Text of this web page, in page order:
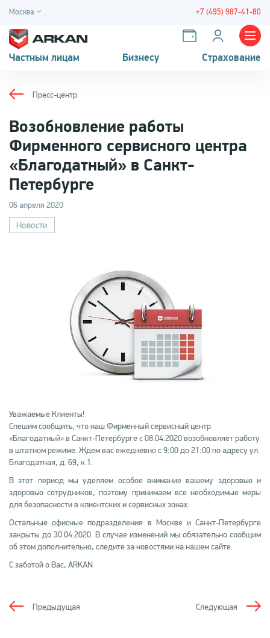
Москва +7 (495) 987-41-80
Частным лицам Бизнесу Страхование
Пресс-центр
Возобновление работы
Фирменного сервисного центра
«Благодатный» в Санкт-
Петербурге
06 апреля 2020
Новости
Уважаемые Клиенты!
Спешим сообщить, что наш Фирменный сервисный центр
«Благодатный» в Санкт-Петербурге с 08.04.2020 возобновляет работу
в штатном режиме. Ждем вас ежедневно с 9:00 до 21:00 по адресу ул.
Благодатная, д. 69, к.1.
В этот период мы уделяем особое внимание вашему здоровью и
здоровью сотрудников, поэтому принимаем все необходимые меры
для безопасности в клиентских и сервисных зонах.
Остальные офисные подразделения в Москве и Санкт-Петербурге
закрыты до 30.04.2020. В случае изменений мы обязательно сообщим
об этом дополнительно, следите за новостями на нашем сайте.
С заботой о Вас, ARKAN
Следующая
Предыдущая